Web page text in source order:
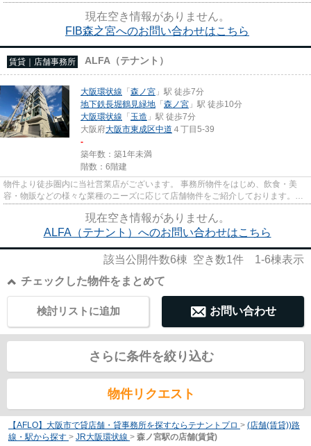
尚、弊社ではおとり広告は一切...
現在空き情報がありません。
FIB森之宮へのお問い合わせはこちら
賃貸｜店舗事務所 ALFA（テナント）
大阪環状線 「森ノ宮 」駅 徒歩7分
地下鉄長堀鶴見緑地 「森ノ宮 」駅 徒歩10分
大阪環状線 「玉造 」駅 徒歩7分
大阪府大阪市東成区中道 ４丁目5-39
-
築年数：築1年未満
階数：6階建
物件より徒歩圏内に当社営業店がございます。 事務所物件をはじめ、飲食・美
容・物販などの様々な業種のニーズに応じて店舗物件をご紹介しております。
尚、弊社ではおとり広告は一切...
現在空き情報がありません。
ALFA（テナント）へのお問い合わせはこちら
該当公開件数6棟 空き数1件 1-6棟表示
チェックした物件をまとめて
お問い合わせ
検討リストに追加
さらに条件を絞り込む
物件リクエスト
【AFLO】大阪市で貸店舗・貸事務所を探すならテナントプロ > (店舗(賃貸))路
線・駅から探す > JR大阪環状線 > 森ノ宮駅の店舗(賃貸)